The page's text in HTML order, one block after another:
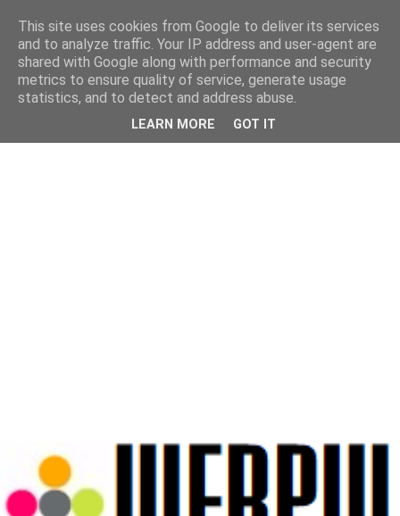
This site uses cookies from Google to deliver its services
and to analyze traffic. Your IP address and user-agent are
shared with Google along with performance and security
metrics to ensure quality of service, generate usage
statistics, and to detect and address abuse.
LEARN MORE GOT IT